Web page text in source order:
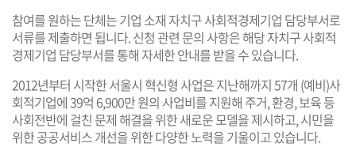
참여를 원하는 단체는 기업 소재 자치구 사회적경제기업 담당부서로
서류를 제출하면 됩니다. 신청 관련 문의 사항은 해당 자치구 사회적
경제기업 담당부서를 통해 자세한 안내를 받을 수 있습니다.
2012년부터 시작한 서울시 혁신형 사업은 지난해까지 57개 (예비)사
회적기업에 39억 6,900만 원의 사업비를 지원해 주거, 환경, 보육 등
사회전반에 걸친 문제 해결을 위한 새로운 모델을 제시하고, 시민을
위한 공공서비스 개선을 위한 다양한 노력을 기울이고 있습니다.